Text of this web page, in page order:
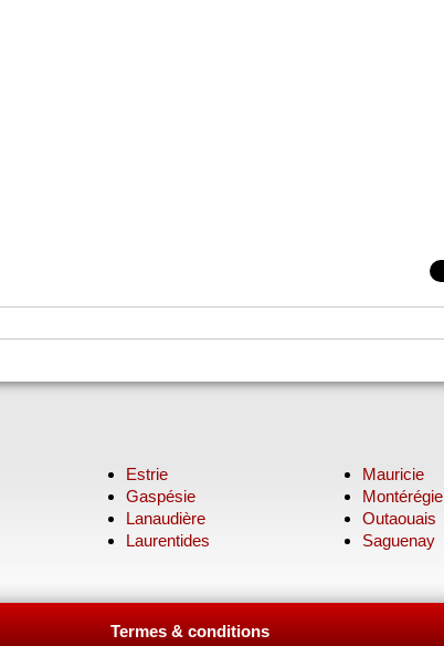
Estrie
Gaspésie
Lanaudière
Laurentides
Mauricie
Montérégie
Outaouais
Saguenay
Termes & conditions